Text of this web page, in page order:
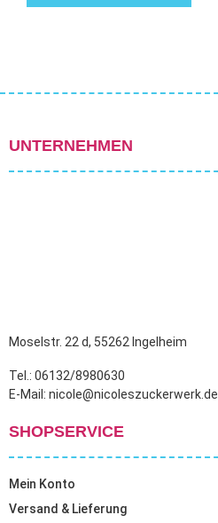
UNTERNEHMEN
Moselstr. 22 d, 55262 Ingelheim
Tel.: 06132/8980630
E-Mail: nicole@nicoleszuckerwerk.de
SHOPSERVICE
Mein Konto
Versand & Lieferung